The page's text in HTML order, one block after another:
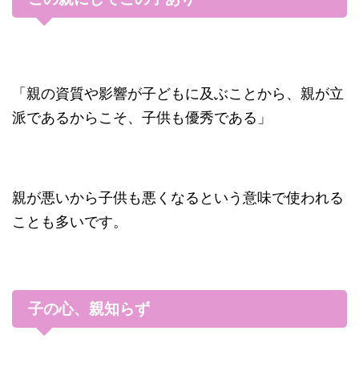
「親の資質や影響が子どもに及ぶことから、親が立
派であるからこそ、子供も優秀である」
親が悪いから子供も悪くなるという意味で使われる
ことも多いです。
子の心、親知らず